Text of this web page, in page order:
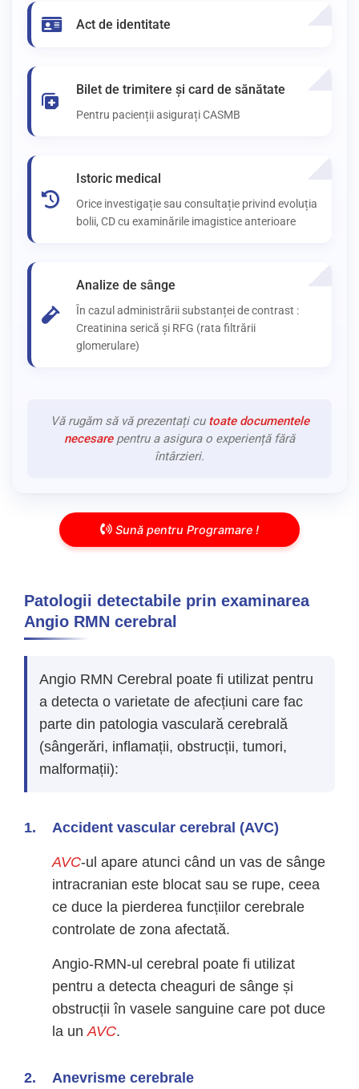
Act de identitate
Bilet de trimitere și card de sănătate
Pentru pacienții asigurați CASMB
Istoric medical
Orice investigație sau consultație privind evoluția
bolii, CD cu examinările imagistice anterioare
Analize de sânge
În cazul administrării substanței de contrast :
Creatinina serică și RFG (rata filtrării
glomerulare)
Vă rugăm să vă prezentați cu toate documentele
necesarepentru a asigura o experiență fără
întârzieri.
Sună pentru Programare !
Patologii detectabile prin examinarea
Angio RMN cerebral
Angio RMN Cerebral poate fi utilizat pentru
a detecta o varietate de afecțiuni care fac
parte din patologia vasculară cerebrală
(sângerări, inflamații, obstrucții, tumori,
malformații):
Accident vascular cerebral (AVC)
AVC-ul apare atunci când un vas de sânge
intracranian este blocat sau se rupe, ceea
ce duce la pierderea funcțiilor cerebrale
controlate de zona afectată.
Angio-RMN-ul cerebral poate fi utilizat
pentru a detecta cheaguri de sânge și
obstrucții în vasele sanguine care pot duce
la un AVC.
Anevrisme cerebrale